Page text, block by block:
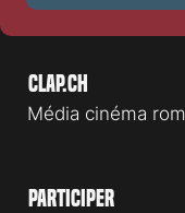
Clap.ch
Média cinéma
Participer